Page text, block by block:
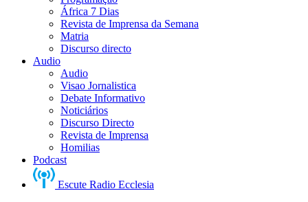
África 7 Dias
Revista de Imprensa da Semana
Matria
Discurso directo
Audio
Audio
Visao Jornalistica
Debate Informativo
Noticiários
Discurso Directo
Revista de Imprensa
Homilias
Podcast
Escute Radio Ecclesia